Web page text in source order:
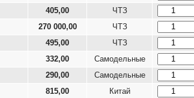
405,00 ЧТЗ
270 000,00 ЧТЗ
495,00 ЧТЗ
332,00 Самодельные
290,00 Самодельные
815,00 Китай